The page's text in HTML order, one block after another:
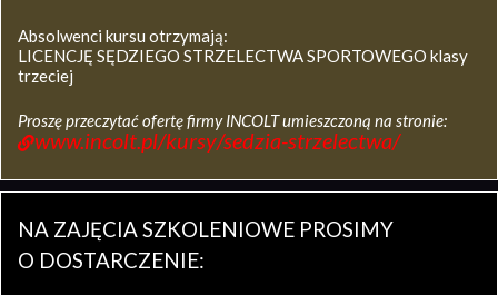
Absolwenci kursu otrzymają:
LICENCJĘ SĘDZIEGO STRZELECTWA SPORTOWEGO klasy
trzeciej
Proszę przeczytać ofertę firmy INCOLT umieszczoną na stronie:
www.incolt.pl/kursy/sedzia-strzelectwa/
NA ZAJĘCIA SZKOLENIOWE PROSIMY
O DOSTARCZENIE: